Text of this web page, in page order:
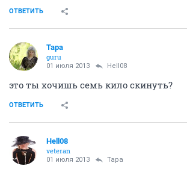
ОТВЕТИТЬ
Тара
guru
01 июля 2013 Hell08
это ты хочишь семь кило скинуть?
ОТВЕТИТЬ
Hell08
veteran
01 июля 2013 Тара